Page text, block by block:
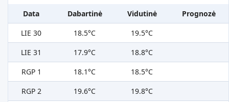
Data Dabartinė Vidutinė
Prognozė
LIE 30
18.5°C
19.5°C
LIE 31
17.9°C
18.8°C
RGP 1
18.1°C
18.5°C
RGP 2
19.6°C
19.8°C